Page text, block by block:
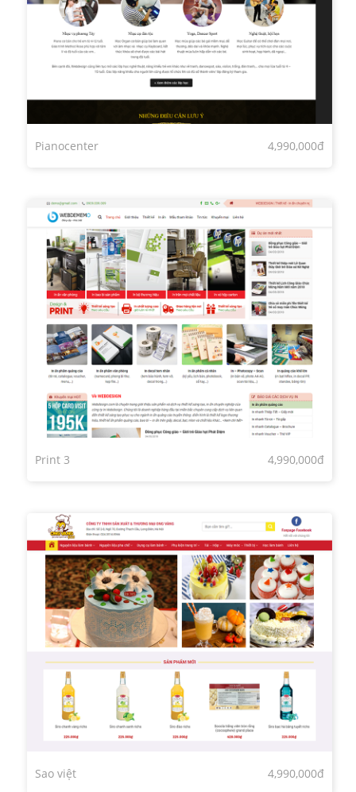
Pianocenter 4,990,000đ
Print 3 4,990,000đ
Sao việt 4,990,000đ